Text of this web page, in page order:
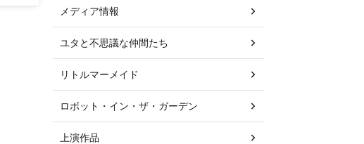
メディア情報
ユタと不思議な仲間たち
リトルマーメイド
ロボット・イン・ザ・ガーデン
上演作品